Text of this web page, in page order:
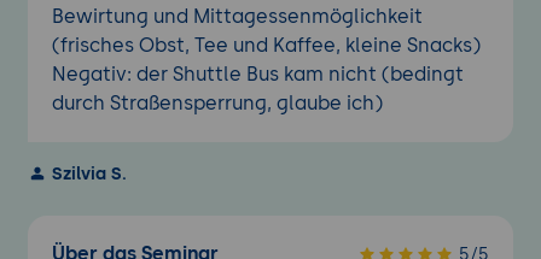
Integration im Office-Bereich
Daten bzw. Dateien in Outlook-Elemente
einfügen
Daten aus einem E-Mail-Anwendung
Daten aus Excel importieren
Bewirtung und Mittagessenmöglichkeit
(frisches Obst, Tee und Kaffee, kleine Snacks)
Negativ: der Shuttle Bus kam nicht (bedingt
durch Straßensperrung, glaube ich)
Szilvia S.
Über das Seminar 5/5